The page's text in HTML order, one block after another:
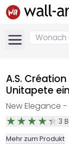
A.S.
Unitapete
New Elegance
3
Mehr zum Produkt